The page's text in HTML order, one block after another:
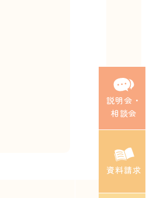
説明会・
相談会
資料請求